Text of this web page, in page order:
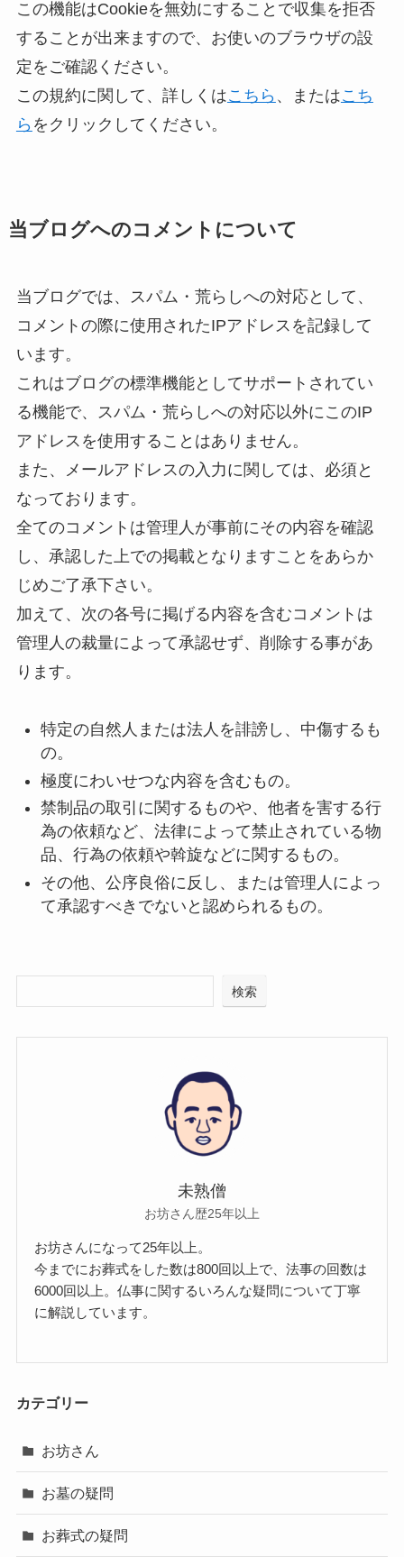
この機能はCookieを無効にすることで収集を拒否
することが出来ますので、お使いのブラウザの設
定をご確認ください。
この規約に関して、詳しくはこちら 、またはこち
ら をクリックしてください。
当ブログへのコメントについて
当ブログでは、スパム・荒らしへの対応として、
コメントの際に使用されたIPアドレスを記録して
います。
これはブログの標準機能としてサポートされてい
る機能で、スパム・荒らしへの対応以外にこのIP
アドレスを使用することはありません。
また、メールアドレスの入力に関しては、必須と
なっております。
全てのコメントは管理人が事前にその内容を確認
し、承認した上での掲載となりますことをあらか
じめご了承下さい。
加えて、次の各号に掲げる内容を含むコメントは
管理人の裁量によって承認せず、削除する事があ
ります。
特定の自然人または法人を誹謗し、中傷するも
の。
極度にわいせつな内容を含むもの。
禁制品の取引に関するものや、他者を害する行
為の依頼など、法律によって禁止されている物
品、行為の依頼や斡旋などに関するもの。
その他、公序良俗に反し、または管理人によっ
て承認すべきでないと認められるもの。
検索
未熟僧
お坊さん歴25年以上
お坊さんになって25年以上。
今までにお葬式をした数は800回以上で、法事の回数は
6000回以上。仏事に関するいろんな疑問について丁寧
に解説しています。
カテゴリー
お坊さん
お墓の疑問
お葬式の疑問